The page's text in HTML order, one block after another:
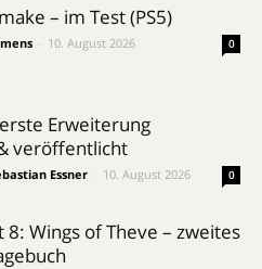
– im Test (PS5)
10. August 2026 0
Erweiterung
veröffentlicht
Essner 10. August 2026 0
8: Wings of Theve – zweites